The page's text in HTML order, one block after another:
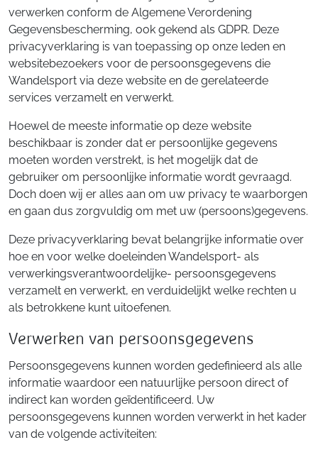
verwerken conform de Algemene Verordening
Gegevensbescherming, ook gekend als GDPR. Deze
privacyverklaring is van toepassing op onze leden en
websitebezoekers voor de persoonsgegevens die
Wandelsport via deze website en de gerelateerde
services verzamelt en verwerkt.
Hoewel de meeste informatie op deze website
beschikbaar is zonder dat er persoonlijke gegevens
moeten worden verstrekt, is het mogelijk dat de
gebruiker om persoonlijke informatie wordt gevraagd.
Doch doen wij er alles aan om uw privacy te waarborgen
en gaan dus zorgvuldig om met uw (persoons)gegevens.
Deze privacyverklaring bevat belangrijke informatie over
hoe en voor welke doeleinden Wandelsport- als
verwerkingsverantwoordelijke- persoonsgegevens
verzamelt en verwerkt, en verduidelijkt welke rechten u
als betrokkene kunt uitoefenen.
Verwerken van persoonsgegevens
Persoonsgegevens kunnen worden gedefinieerd als alle
informatie waardoor een natuurlijke persoon direct of
indirect kan worden geïdentificeerd. Uw
persoonsgegevens kunnen worden verwerkt in het kader
van de volgende activiteiten: